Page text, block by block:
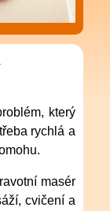
který
rychlá a
masér
cvičení a